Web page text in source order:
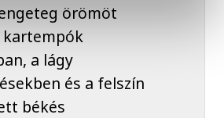
örömöt
a lágy
és a felszín
békés